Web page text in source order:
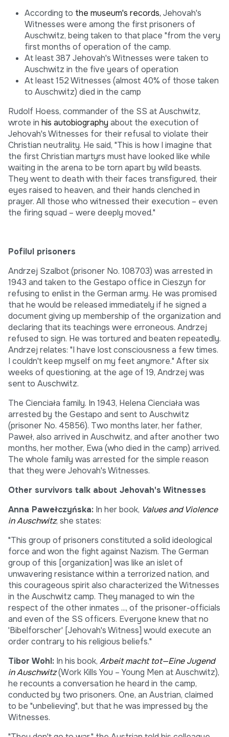
According to the museum's records, Jehovah's
Witnesses were among the first prisoners of
Auschwitz, being taken to that place "from the very
first months of operation of the camp.
At least 387 Jehovah's Witnesses were taken to
Auschwitz in the five years of operation
At least 152 Witnesses (almost 40% of those taken
to Auschwitz) died in the camp
Rudolf Hoess, commander of the SS at Auschwitz,
wrote in his autobiography about the execution of
Jehovah's Witnesses for their refusal to violate their
Christian neutrality. He said, "This is how I imagine that
the first Christian martyrs must have looked like while
waiting in the arena to be torn apart by wild beasts.
They went to death with their faces transfigured, their
eyes raised to heaven, and their hands clenched in
prayer. All those who witnessed their execution – even
the firing squad – were deeply moved."
Pofilul prisoners
Andrzej Szalbot (prisoner No. 108703) was arrested in
1943 and taken to the Gestapo office in Cieszyn for
refusing to enlist in the German army. He was promised
that he would be released immediately if he signed a
document giving up membership of the organization and
declaring that its teachings were erroneous. Andrzej
refused to sign. He was tortured and beaten repeatedly.
Andrzej relates: "I have lost consciousness a few times.
I couldn't keep myself on my feet anymore." After six
weeks of questioning, at the age of 19, Andrzej was
sent to Auschwitz.
The Cienciała family. In 1943, Helena Cienciała was
arrested by the Gestapo and sent to Auschwitz
(prisoner No. 45856). Two months later, her father,
Paweł, also arrived in Auschwitz, and after another two
months, her mother, Ewa (who died in the camp) arrived.
The whole family was arrested for the simple reason
that they were Jehovah's Witnesses.
Other survivors talk about Jehovah's Witnesses
Anna Pawełczyńska: In her book, Values and Violence
in Auschwitz, she states:
"This group of prisoners constituted a solid ideological
force and won the fight against Nazism. The German
group of this [organization] was like an islet of
unwavering resistance within a terrorized nation, and
this courageous spirit also characterized the Witnesses
in the Auschwitz camp. They managed to win the
respect of the other inmates ..., of the prisoner-officials
and even of the SS officers. Everyone knew that no
'Bibelforscher' [Jehovah's Witness] would execute an
order contrary to his religious beliefs."
Tibor Wohl: In his book, Arbeit macht tot—Eine Jugend
in Auschwitz(Work Kills You – Young Men at Auschwitz),
he recounts a conversation he heard in the camp,
conducted by two prisoners. One, an Austrian, claimed
to be "unbelieving", but that he was impressed by the
Witnesses.